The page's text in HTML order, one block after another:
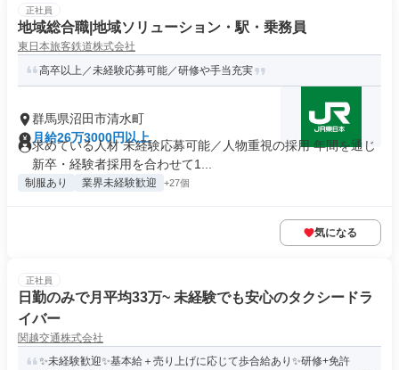
正社員
地域総合職|地域ソリューション・駅・乗務員
東日本旅客鉄道株式会社
高卒以上／未経験応募可能／研修や手当充実
群馬県沼田市清水町
月給26万3000円以上
求めている人材 未経験応募可能／人物重視の採用 年間を通じ
新卒・経験者採用を合わせて1...
制服あり 業界未経験歓迎 +27個
気になる
正社員
日勤のみで月平均33万~ 未経験でも安心のタクシードラ
イバー
関越交通株式会社
✨未経験歓迎✨基本給＋売り上げに応じて歩合給あり✨研修+免許